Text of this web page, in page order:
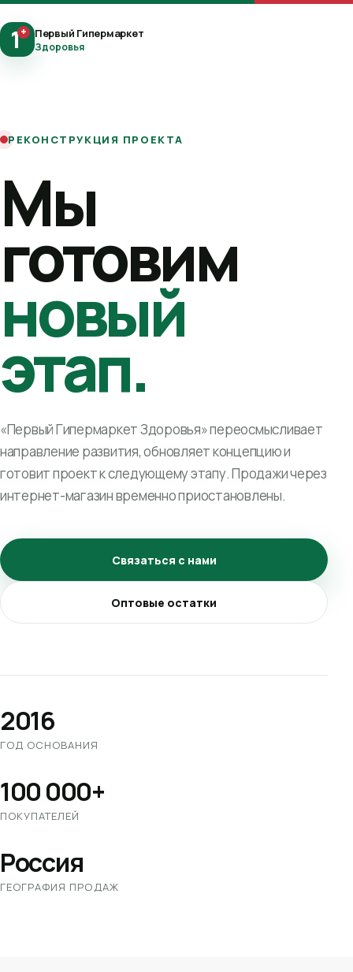
1+ Первый Гипермаркет
Здоровья
РЕКОНСТРУКЦИЯ ПРОЕКТА
Мы
готовим
новый
этап.
«Первый Гипермаркет Здоровья» переосмысливает
направление развития, обновляет концепцию и
готовит проект к следующему этапу. Продажи через
интернет-магазин временно приостановлены.
Связаться с нами
Оптовые остатки
2016
ГОД ОСНОВАНИЯ
100 000+
ПОКУПАТЕЛЕЙ
Россия
ГЕОГРАФИЯ ПРОДАЖ